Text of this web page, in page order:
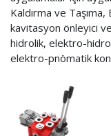
Kaldırma ve
kavitasyon önleyici
hidrolik, elektro-
elektro-pnömatik